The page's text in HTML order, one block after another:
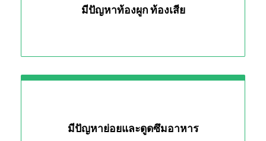
มีปัญหาท้องผูก ท้องเสีย
มีปัญหาย่อยและดูดซึมอาหาร